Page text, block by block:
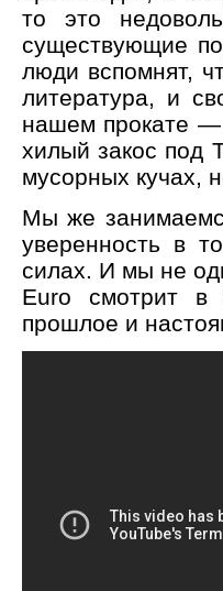
то это
существующие
люди вспомнят,
литература, и
нашем прокате —
хилый закос под
мусорных кучах,
Мы же
уверенность в
силах. И мы не
Еuro смотрит в
прошлое и